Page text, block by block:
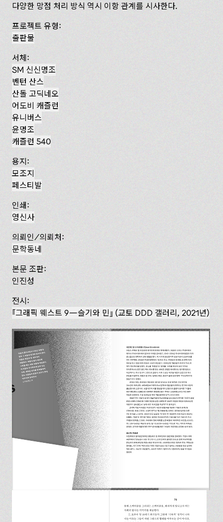
다양한 망점 처리 방식 역시 이항 관계를 시사한다.
프로젝트 유형:
출판물
서체:
SM 신신명조
벤턴 산스
산돌 고딕네오
어도비 캐즐런
유니버스
윤명조
캐즐런 540
용지:
모조지
페스티발
인쇄:
영신사
의뢰인/의뢰처:
문학동네
본문 조판:
인진성
전시:
『그래픽 웨스트 9—슬기와 민』 (교토 DDD 갤러리, 2021년)